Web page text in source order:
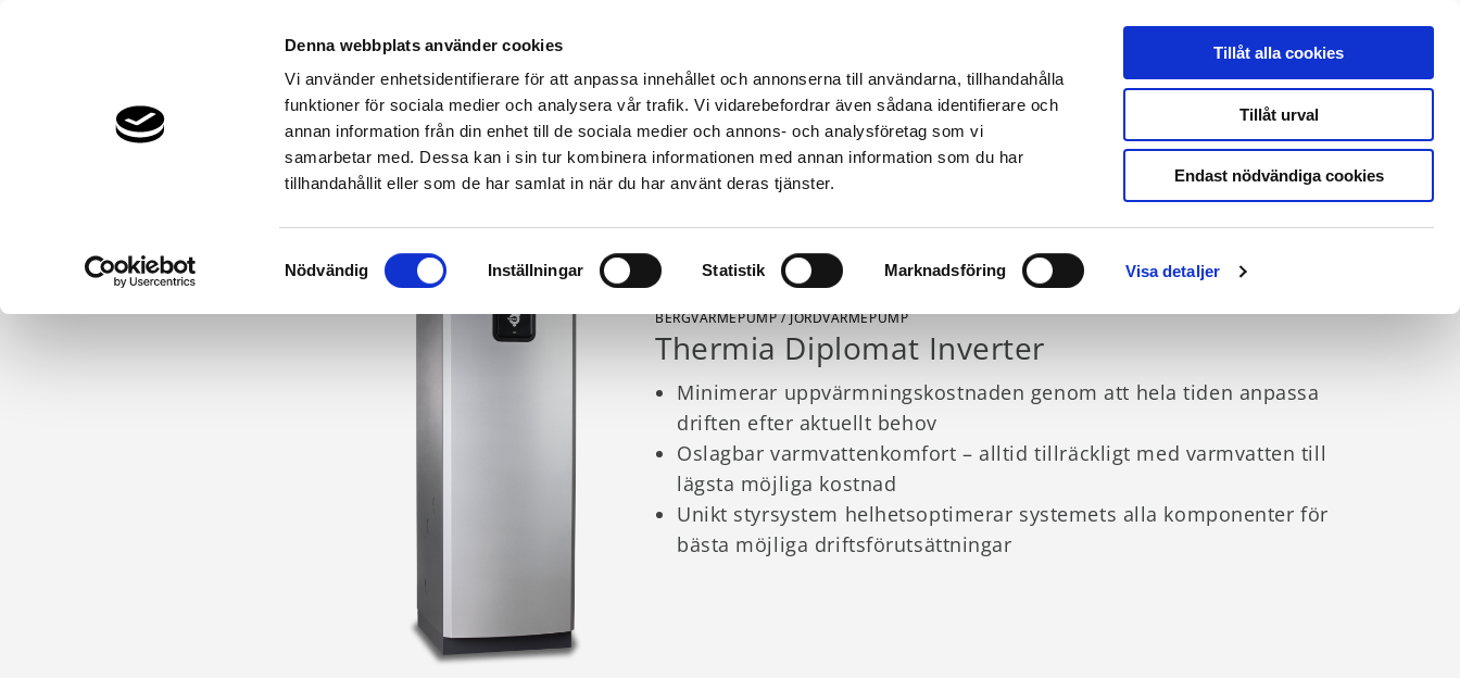
Denna webbplats använder cookies
Vi använder enhetsidentifierare för att anpassa innehållet och annonserna till användarna, tillhandahålla
funktioner för sociala medier och analysera vår trafik. Vi vidarebefordrar även sådana identifierare och
annan information från din enhet till de sociala medier och annons- och analysföretag som vi
samarbetar med. Dessa kan i sin tur kombinera informationen med annan information som du har
tillhandahållit eller som de har samlat in när du har använt deras tjänster.
Nödvändig Inställningar Statistik Marknadsföring Visa detaljer
Tillåt alla cookies
Tillåt urval
Endast nödvändiga cookies
Bergvärme & Jordvärme Luftvärme Värmepumpar & produkter Kunskap Fastighet Kontakt & support
VÄRMEPUMPAR & PRODUKTER UTGÅNGNA MODELLER CURRENT:
DIPLOMAT INVERTER
BERGVÄRMEPUMP / JORDVÄRMEPUMP
Thermia Diplomat Inverter
Minimerar uppvärmningskostnaden genom att hela tiden anpassa
driften efter aktuellt behov
Oslagbar varmvattenkomfort – alltid tillräckligt med varmvatten till
lägsta möjliga kostnad
Unikt styrsystem helhetsoptimerar systemets alla komponenter för
bästa möjliga driftsförutsättningar